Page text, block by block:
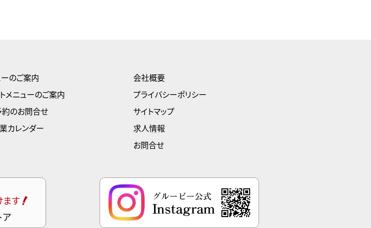
のご案内
メニューのご案内
のお問合せ
カレンダー
会社概要
プライバシーポリシー
サイトマップ
求人情報
お問合せ
ます
ア